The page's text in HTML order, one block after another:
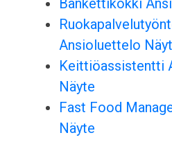
Bankettikokki
Ansioluettelo
Keittiöassistentti
Näyte
Fast Food
Näyte